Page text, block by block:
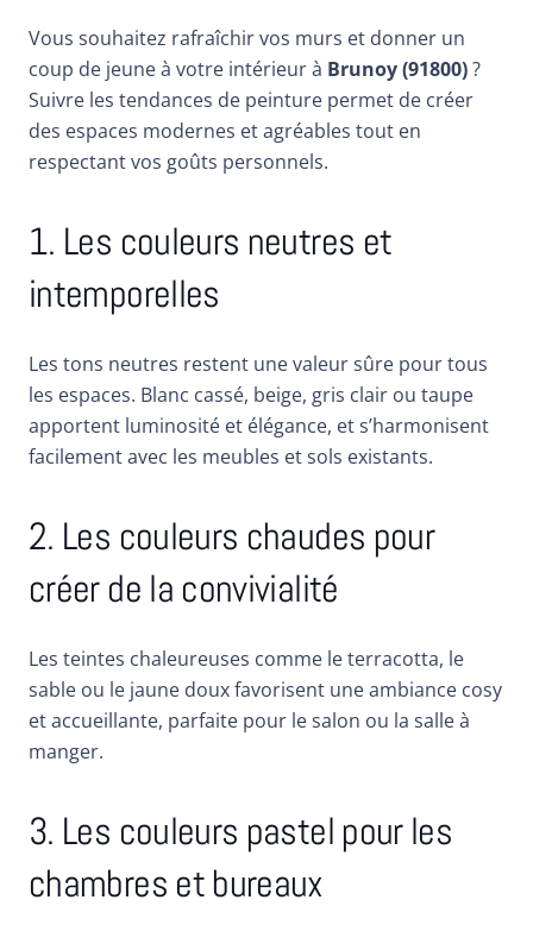
Vous souhaitez rafraîchir vos murs et donner un
coup de jeune à votre intérieur à Brunoy (91800)?
Suivre les tendances de peinture permet de créer
des espaces modernes et agréables tout en
respectant vos goûts personnels.
1. Les couleurs neutres et
intemporelles
Les tons neutres restent une valeur sûre pour tous
les espaces. Blanc cassé, beige, gris clair ou taupe
apportent luminosité et élégance, et s’harmonisent
facilement avec les meubles et sols existants.
2. Les couleurs chaudes pour
créer de la convivialité
Les teintes chaleureuses comme le terracotta, le
sable ou le jaune doux favorisent une ambiance cosy
et accueillante, parfaite pour le salon ou la salle à
manger.
3. Les couleurs pastel pour les
chambres et bureaux